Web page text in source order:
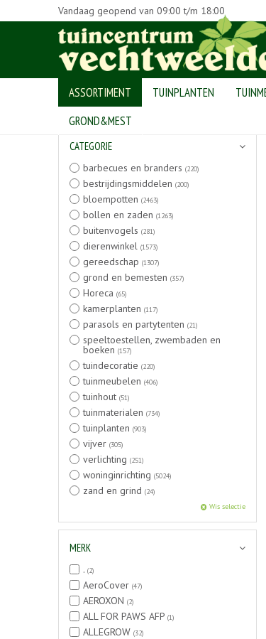
Home > Producten
Vandaag geopend van 09:00 t/m 18:00
ASSORTIMENT TUINPLANTEN
GROND&MEST
CATEGORIE
barbecues en branders (220)
bestrijdingsmiddelen (200)
bloempotten (2463)
bollen en zaden (1263)
buitenvogels (281)
dierenwinkel (1573)
gereedschap (1307)
grond en bemesten (357)
Horeca (65)
kamerplanten (117)
parasols en partytenten (21)
speeltoestellen, zwembaden en
boeken (157)
tuindecoratie (220)
tuinmeubelen (406)
tuinhout (51)
tuinmaterialen (734)
tuinplanten (903)
vijver (305)
verlichting (251)
woninginrichting (5024)
zand en grind (24)
Wis selectie
MERK
. (2)
AeroCover (47)
AEROXON (2)
ALL FOR PAWS AFP (1)
ALLEGROW (32)